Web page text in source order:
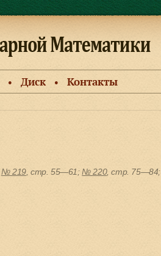
● Диск ● Контакты
№ 219, cтр. 55—61; № 220, cтр. 75—84;